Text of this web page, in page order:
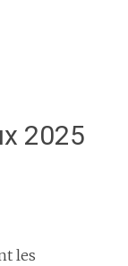
2025
les